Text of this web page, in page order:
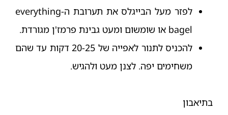
לפזר מעל הבייגלס את תערובת ה-everything
bagel או שומשום ומעט גבינת פרמז'ן מגורדת.
להכניס לתנור לאפייה של 20-25 דקות עד שהם
משחימים יפה. לצנן מעט ולהגיש.
בתיאבון